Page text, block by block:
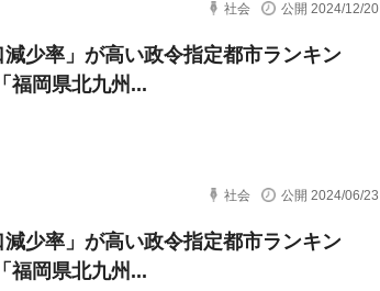
社会 公開 2024/12/20
減少率」が高い政令指定都市ランキン
岡県北九州...
社会 公開 2024/06/23
減少率」が高い政令指定都市ランキン
岡県北九州...